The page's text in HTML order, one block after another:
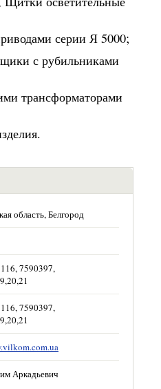
серии Я 5000;
с рубильниками
трансформаторами
область, Белгород
7590397,
7590397,
Аркадьевич